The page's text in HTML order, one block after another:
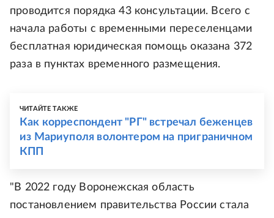
проводится порядка 43 консультации. Всего с
начала работы с временными переселенцами
бесплатная юридическая помощь оказана 372
раза в пунктах временного размещения.
ЧИТАЙТЕ ТАКЖЕ
Как корреспондент "РГ" встречал беженцев
из Мариуполя волонтером на приграничном
КПП
"В 2022 году Воронежская область
постановлением правительства России стала